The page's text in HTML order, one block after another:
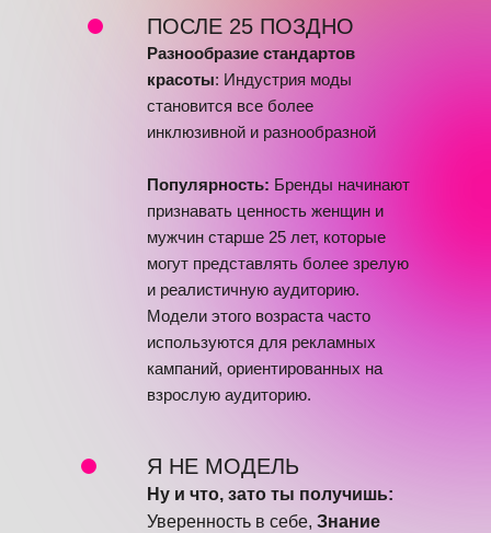
Разнообразие стандартов
красоты: Индустрия моды
становится все более
инклюзивной и разнообразной
Популярность: Бренды начинают
признавать ценность женщин и
мужчин старше 25 лет, которые
могут представлять более зрелую
и реалистичную аудиторию.
Модели этого возраста часто
используются для рекламных
кампаний, ориентированных на
взрослую аудиторию.
ПОСЛЕ 25 ПОЗДНО
Ну и что, зато ты получишь:
Уверенность в себе, Знание
Я НЕ МОДЕЛЬ